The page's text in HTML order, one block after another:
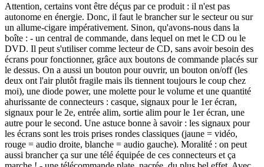
Attention, certains vont être déçus par ce produit : il n'est pas
autonome en énergie. Donc, il faut le brancher sur le secteur ou sur
un allume-cigare impérativement. Sinon, qu'avons-nous dans la
boîte : - un central de commande, dans lequel on met le CD ou le
DVD. Il peut s'utiliser comme lecteur de CD, sans avoir besoin des
écrans pour fonctionner, grâce aux boutons de commande placés sur
le dessus. On a aussi un bouton pour ouvrir, un bouton on/off (les
deux ont l'air plutôt fragile mais ils tiennent toujours le coup chez
moi), une diode power, une molette pour le volume et une quantité
ahurissante de connecteurs : casque, signaux pour le 1er écran,
signaux pour le 2e, entrée alim, sortie alim pour le 1er écran, une
autre pour le second. Une astuce bonne à savoir : les signaux pour
les écrans sont les trois prises rondes classiques (jaune = vidéo,
rouge = audio droite, blanche = audio gauche). Moralité : on peut
aussi brancher ça sur une télé équipée de ces connecteurs et ça